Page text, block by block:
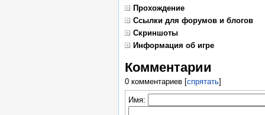
Прохождение
Ссылки для форумов и блогов
Скриншоты
Информация об игре
Комментарии
0 комментариев[спрятать]
Имя: